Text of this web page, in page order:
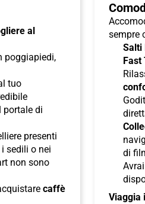
al
poggiapiedi,
tuo
portale di
presenti
sedili o nei
non sono
caffè
sempre
Salti
Fast
di
Viaggia